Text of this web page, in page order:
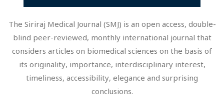
The Siriraj Medical Journal (SMJ) is an open access, double-
blind peer-reviewed, monthly international journal that
considers articles on biomedical sciences on the basis of
its originality, importance, interdisciplinary interest,
timeliness, accessibility, elegance and surprising
conclusions.